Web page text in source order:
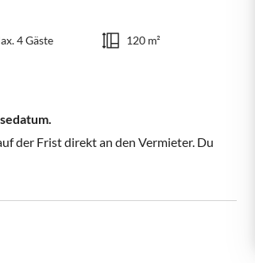
4 Gäste 120 m²
der Frist direkt an den Vermieter. Du